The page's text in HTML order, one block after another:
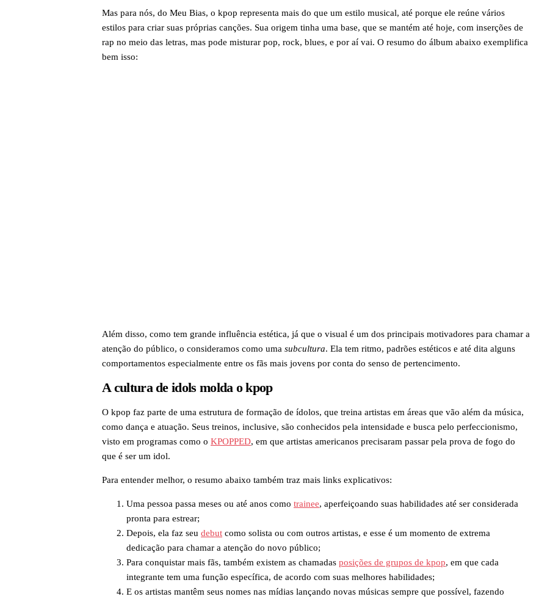
Mas para nós, do Meu Bias, o kpop representa mais do que um estilo musical, até porque ele reúne vários
estilos para criar suas próprias canções. Sua origem tinha uma base, que se mantém até hoje, com inserções de
rap no meio das letras, mas pode misturar pop, rock, blues, e por aí vai. O resumo do álbum abaixo exemplifica
bem isso:
Além disso, como tem grande influência estética, já que o visual é um dos principais motivadores para chamar a
atenção do público, o consideramos como uma subcultura. Ela tem ritmo, padrões estéticos e até dita alguns
comportamentos especialmente entre os fãs mais jovens por conta do senso de pertencimento.
A cultura de idols molda o kpop
O kpop faz parte de uma estrutura de formação de ídolos, que treina artistas em áreas que vão além da música,
como dança e atuação. Seus treinos, inclusive, são conhecidos pela intensidade e busca pelo perfeccionismo,
visto em programas como o KPOPPED, em que artistas americanos precisaram passar pela prova de fogo do
que é ser um idol.
Para entender melhor, o resumo abaixo também traz mais links explicativos:
Uma pessoa passa meses ou até anos como trainee, aperfeiçoando suas habilidades até ser considerada
pronta para estrear;
Depois, ela faz seu debut como solista ou com outros artistas, e esse é um momento de extrema
dedicação para chamar a atenção do novo público;
Para conquistar mais fãs, também existem as chamadas posições de grupos de kpop, em que cada
integrante tem uma função específica, de acordo com suas melhores habilidades;
E os artistas mantêm seus nomes nas mídias lançando novas músicas sempre que possível, fazendo